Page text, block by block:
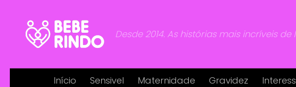
Desde 2014. As histórias mais incríveis
Início Sensivel Maternidade Gravidez